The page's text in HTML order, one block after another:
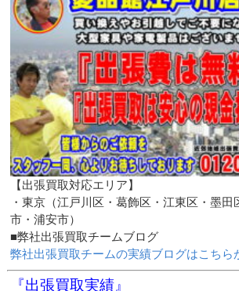
【出張買取対応エリア】
・東京（江戸川区・葛飾区・江東区・墨田
市・浦安市）
■弊社出張買取チームブログ
弊社出張買取チームの実績ブログはこちら
『出張買取実績』